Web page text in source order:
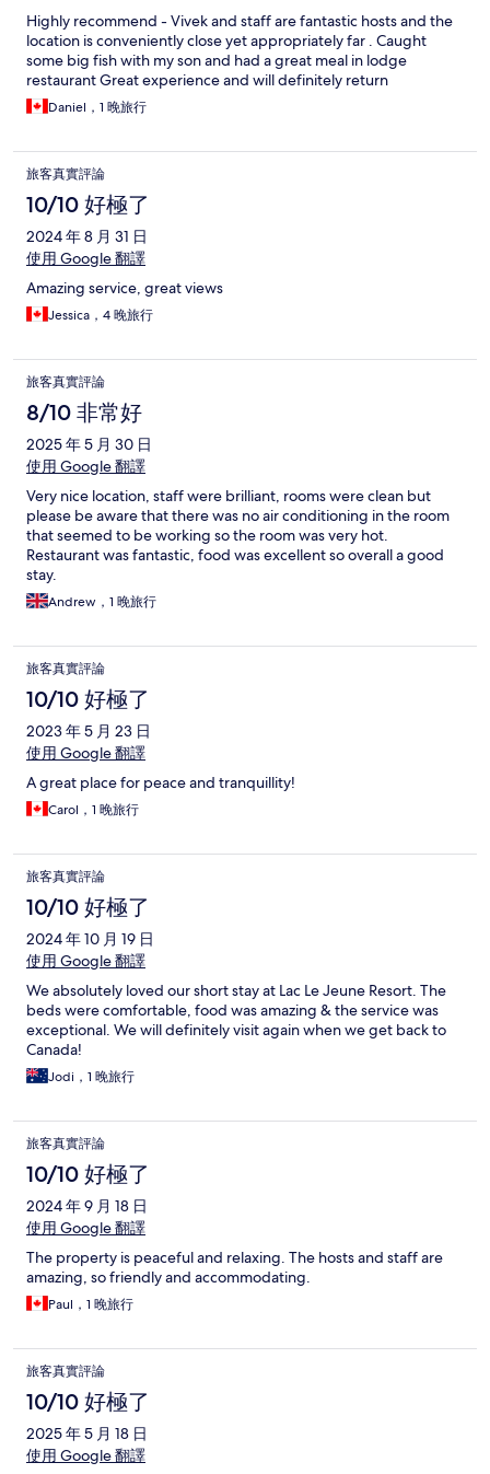
Highly recommend - Vivek and staff are fantastic hosts and the
location is conveniently close yet appropriately far . Caught
some big fish with my son and had a great meal in lodge
restaurant Great experience and will definitely return
Daniel，1 晚旅行
旅客真實評論
10/10 好極了
2024 年 8 月 31 日
使用 Google 翻譯
Amazing service, great views
Jessica，4 晚旅行
旅客真實評論
8/10 非常好
2025 年 5 月 30 日
使用 Google 翻譯
Very nice location, staff were brilliant, rooms were clean but
please be aware that there was no air conditioning in the room
that seemed to be working so the room was very hot.
Restaurant was fantastic, food was excellent so overall a good
stay.
Andrew，1 晚旅行
旅客真實評論
10/10 好極了
2023 年 5 月 23 日
使用 Google 翻譯
A great place for peace and tranquillity!
Carol，1 晚旅行
旅客真實評論
10/10 好極了
2024 年 10 月 19 日
使用 Google 翻譯
We absolutely loved our short stay at Lac Le Jeune Resort. The
beds were comfortable, food was amazing & the service was
exceptional. We will definitely visit again when we get back to
Canada!
Jodi，1 晚旅行
旅客真實評論
10/10 好極了
2024 年 9 月 18 日
使用 Google 翻譯
The property is peaceful and relaxing. The hosts and staff are
amazing, so friendly and accommodating.
Paul，1 晚旅行
旅客真實評論
10/10 好極了
2025 年 5 月 18 日
使用 Google 翻譯